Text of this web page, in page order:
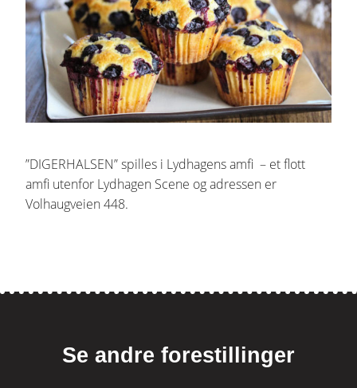
”DIGERHALSEN” spilles i Lydhagens amfi – et flott
amfi utenfor Lydhagen Scene og adressen er
Volhaugveien 448.
Se andre forestillinger